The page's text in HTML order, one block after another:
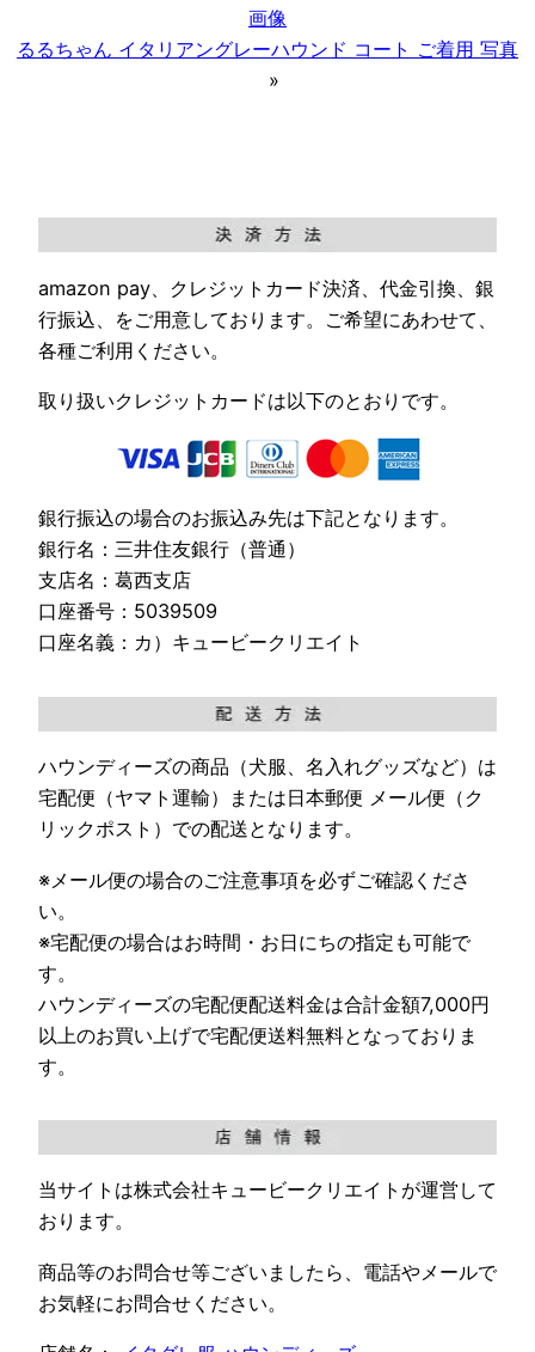
画像
るるちゃん イタリアングレーハウンド コート ご着用 写真
»
amazon pay、クレジットカード決済、代金引換、銀
行振込、をご用意しております。ご希望にあわせて、
各種ご利用ください。
取り扱いクレジットカードは以下のとおりです。
銀行振込の場合のお振込み先は下記となります。
銀行名：三井住友銀行（普通）
支店名：葛西支店
口座番号：5039509
口座名義：カ）キュービークリエイト
ハウンディーズの商品（犬服、名入れグッズなど）は
宅配便（ヤマト運輸）または日本郵便 メール便（ク
リックポスト）での配送となります。
※メール便の場合のご注意事項を必ずご確認くださ
い。
※宅配便の場合はお時間・お日にちの指定も可能で
す。
ハウンディーズの宅配便配送料金は合計金額7,000円
以上のお買い上げで宅配便送料無料となっておりま
す。
当サイトは株式会社キュービークリエイトが運営して
おります。
商品等のお問合せ等ございましたら、電話やメールで
お気軽にお問合せください。